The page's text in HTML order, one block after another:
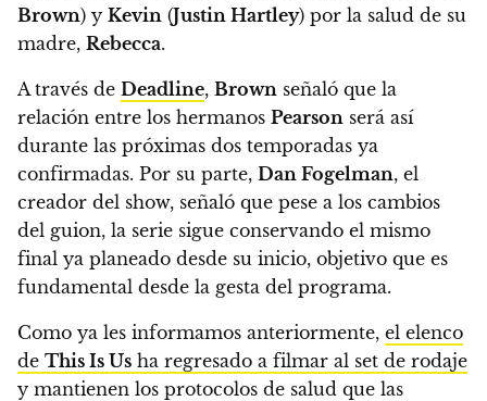
Brown) y Kevin (Justin Hartley) por la salud de su
madre, Rebecca.
A través de Deadline, Brown señaló que la
relación entre los hermanos Pearson será así
durante las próximas dos temporadas ya
confirmadas. Por su parte, Dan Fogelman, el
creador del show, señaló que pese a los cambios
del guion, la serie sigue conservando el mismo
final ya planeado desde su inicio, objetivo que es
fundamental desde la gesta del programa.
Como ya les informamos anteriormente, el elenco
de This Is Us ha regresado a filmar al set de rodaje
y mantienen los protocolos de salud que las